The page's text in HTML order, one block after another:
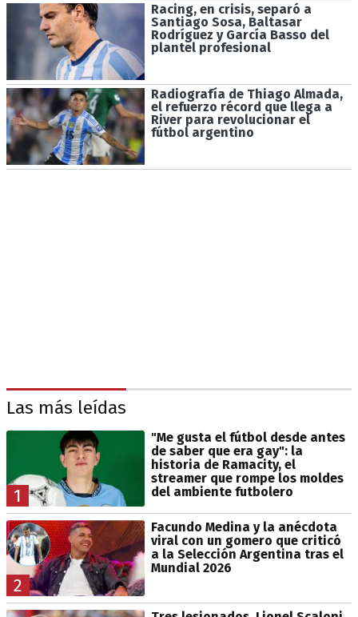
Racing, en crisis, separó a
Santiago Sosa, Baltasar
Rodríguez y García Basso del
plantel profesional
Radiografía de Thiago Almada,
el refuerzo récord que llega a
River para revolucionar el
fútbol argentino
Las más leídas
1
"Me gusta el fútbol desde antes
de saber que era gay": la
historia de Ramacity, el
streamer que rompe los moldes
del ambiente futbolero
2
Facundo Medina y la anécdota
viral con un gomero que criticó
a la Selección Argentina tras el
Mundial 2026